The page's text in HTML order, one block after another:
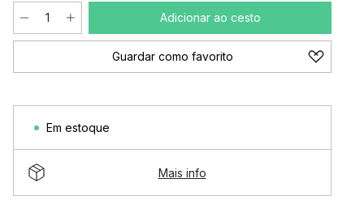
Adicionar ao cesto
Guardar como favorito
Em estoque
Mais info